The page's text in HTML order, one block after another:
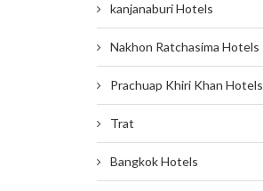
kanjanaburi Hotels
Nakhon Ratchasima Hotels
Prachuap Khiri Khan Hotels
Trat
Bangkok Hotels